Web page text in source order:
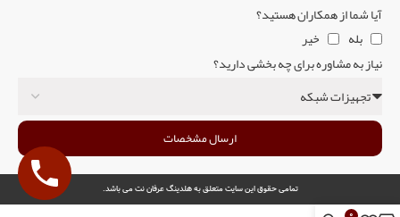
آیا شما از همکاران هستید؟
بله
خیر
نیاز به مشاوره برای چه بخشی دارید؟
ارسال مشخصات
تمامی حقوق این سایت متعلق به هلدینگ عرفان نت می باشد.